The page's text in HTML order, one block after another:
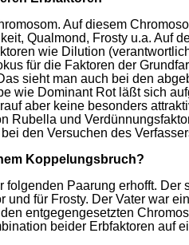
Auf diesem
Qualmond, Frosty u.a. Auf
wie Dilution
für die Faktoren der
sieht man auch bei den
wie Dominant Rot läßt sich
aber keine besonders
Rubella und
den Versuchen des
Koppelungsbruch?
Paarung erhofft.
und für Frosty. Der Vater war
entgegengesetzten
beider Erbfaktoren auf